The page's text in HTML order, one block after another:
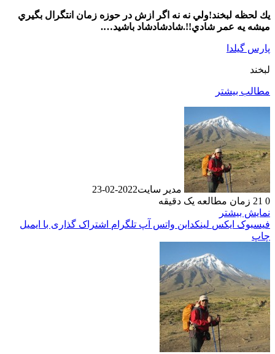
يك لحظه لبخند!ولي نه نه اگر ازش در حوزه زمان انتگرال بگيري
ميشه يه عمر شادي!!.شادشادشاد باشيد….
پارس گیلدا
لبخند
مطالب بیشتر
مدیر سایت2022-02-23
0
زمان مطالعه یک دقیقه
نمایش بیشتر
فیسبوک ایکس لینکداین واتس آپ تلگرام اشتراک گذاری با ایمیل
چاپ